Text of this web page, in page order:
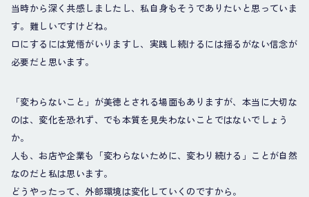
当時から深く共感しましたし、私自身もそうでありたいと思っていま
す。難しいですけどね。
口にするには覚悟がいりますし、実践し続けるには揺るがない信念が
必要だと思います。
「変わらないこと」が美徳とされる場面もありますが、本当に大切な
のは、変化を恐れず、でも本質を見失わないことではないでしょう
か。
人も、お店や企業も「変わらないために、変わり続ける」ことが自然
なのだと私は思います。
どうやったって、外部環境は変化していくのですから。